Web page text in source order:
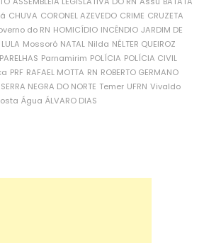
CHUVA CORONEL AZEVEDO CRIME CRUZETA
do RN HOMICÍDIO INCÊNDIO JARDIM DE
LULA Mossoró NATAL Nilda NÉLTER QUEIROZ
PARELHAS Parnamirim POLÍCIA POLÍCIA CIVIL
PRF RAFAEL MOTTA RN ROBERTO GERMANO
SERRA NEGRA DO NORTE Temer UFRN Vivaldo
Água ÁLVARO DIAS